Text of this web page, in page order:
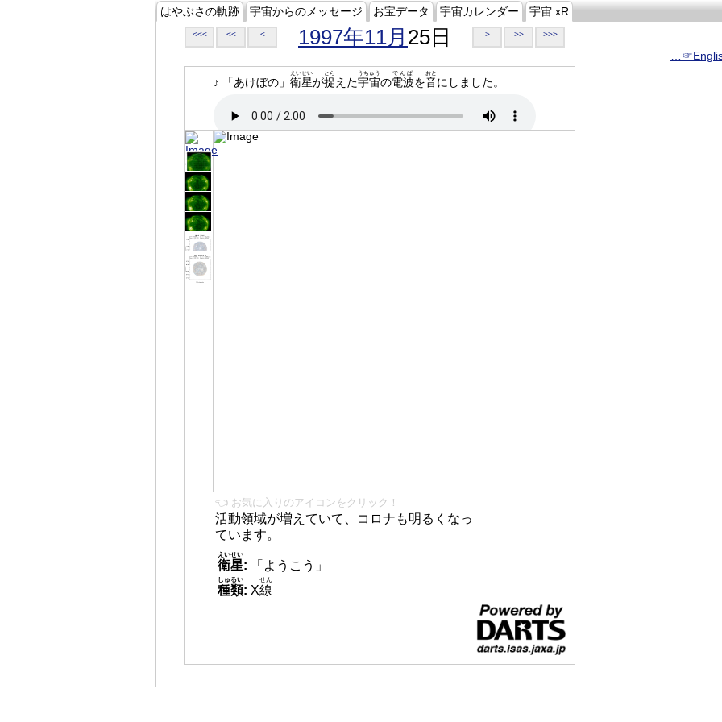
はやぶさの軌跡 宇宙からのメッセージ お宝データ 宇宙カレンダー 宇宙 xR
<<< << < 1997年11月 25日 > >> >>>
♪ 「あけぼの」 衛星
えいせい
が捉
とら
えた宇宙
うちゅう
の電波
でんぱ
を音
おと
にしました。
👈 お気に入りのアイコンをクリック！
活動領域が増えていて、コロナも明るくなっ
ています。
衛星
えいせい
:
「ようこう」
種類
しゅるい
: X線
せん